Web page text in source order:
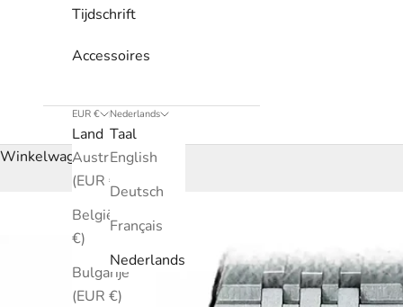
Tijdschrift
Accessoires
EUR €
Land
Australië
(EUR €)
België (EUR
€)
Bulgarije
(EUR €)
Nederlands
Taal
English
Deutsch
Français
Nederlands
Winkelwagen